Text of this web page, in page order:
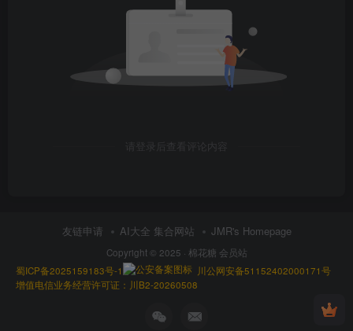
请登录后查看评论内容
友链申请 AI大全 集合网站 JMR's Homepage
Copyright © 2025 · 棉花糖 会员站
蜀ICP备2025159183号-1
川公网安备51152402000171号
增值电信业务经营许可证：川B2-20260508